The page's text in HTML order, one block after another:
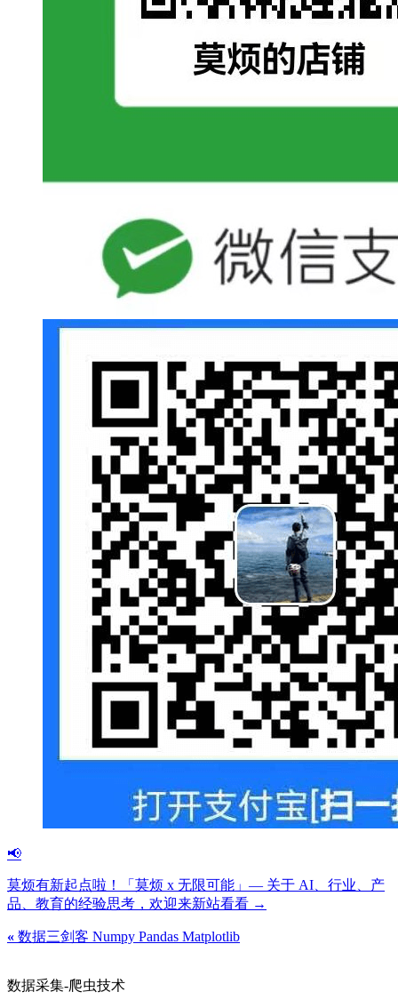
📢
莫烦有新起点啦！「莫烦 x 无限可能」— 关于 AI、行业、产
品、教育的经验思考，欢迎来新站看看 →
« 数据三剑客 Numpy Pandas Matplotlib
数据采集-爬虫技术